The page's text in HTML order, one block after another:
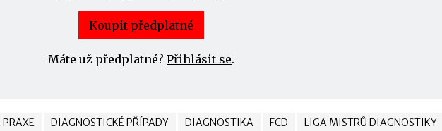
Koupit předplatné
Máte už předplatné?Přihlásit se.
DIAGNOSTICKÉ PŘÍPADY DIAGNOSTIKA FCD LIGA MISTRŮ DIAGNOSTIKY